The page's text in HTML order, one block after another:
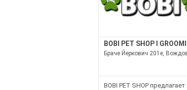
BOBI PET SHOP I
Браче Йеркович 201e,
BOBI PET SHOP предлагает